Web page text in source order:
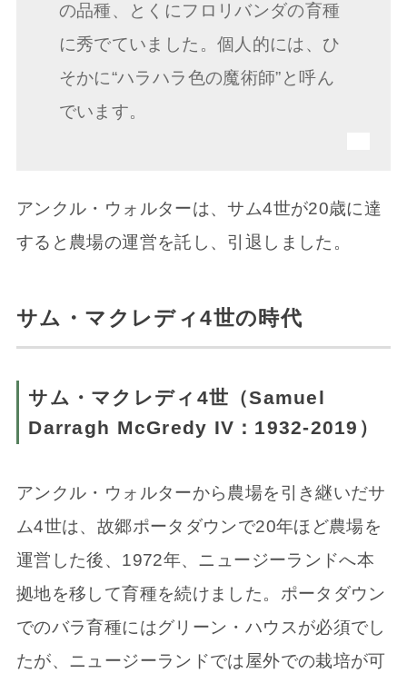
の品種、とくにフロリバンダの育種
に秀でていました。個人的には、ひ
そかに“ハラハラ色の魔術師”と呼ん
でいます。
アンクル・ウォルターは、サム4世が20歳に達
すると農場の運営を託し、引退しました。
サム・マクレディ4世の時代
サム・マクレディ4世（Samuel
Darragh McGredy IV：1932-2019）
アンクル・ウォルターから農場を引き継いだサ
ム4世は、故郷ポータダウンで20年ほど農場を
運営した後、1972年、ニュージーランドへ本
拠地を移して育種を続けました。ポータダウン
でのバラ育種にはグリーン・ハウスが必須でし
たが、ニュージーランドでは屋外での栽培が可